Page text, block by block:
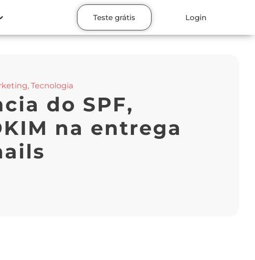
Teste grátis Login
, Tecnologia
do SPF,
na entrega